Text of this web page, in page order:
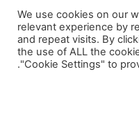
إلى النجومية في
We use cookies on our
relevant experience by
and repeat visits. By
the use of ALL the
"Cookie Settings" to